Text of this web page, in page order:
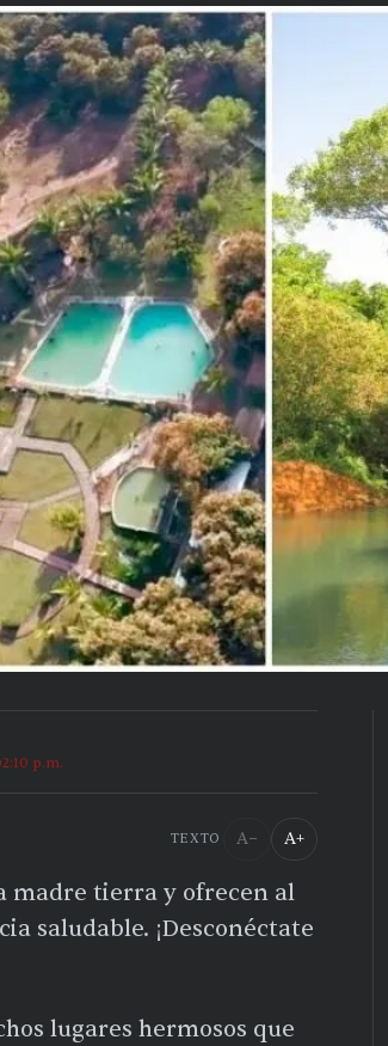
p.m.
TEXTO A− A+
madre tierra y ofrecen al
saludable. ¡Desconéctate
lugares hermosos que